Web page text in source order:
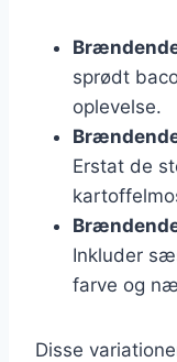
sprødt
oplevelse.
Erstat de
Inkluder
farve og
Disse